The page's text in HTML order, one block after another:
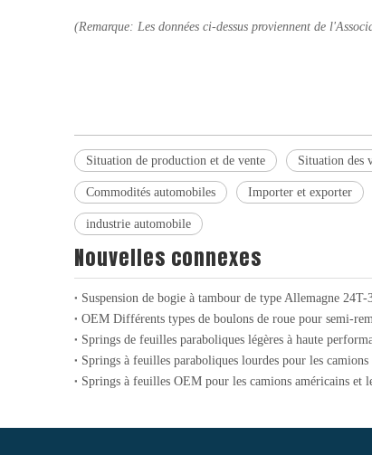
(Remarque: Les données ci-dessus proviennent de
Situation de production et de vente Situation des
Commodités automobiles Importer et exporter
industrie automobile
Nouvelles connexes